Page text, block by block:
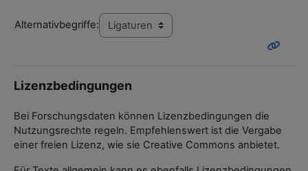
Alternativbegriffe:
Lizenzbedingungen
Bei Forschungsdaten können Lizenzbedingungen die
Nutzungsrechte regeln. Empfehlenswert ist die Vergabe
einer freien Lizenz, wie sie Creative Commons anbietet.